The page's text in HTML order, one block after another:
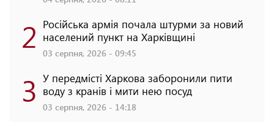
2 Російська армія почала штурми за новий
населений пункт на Харківщині
03 серпня, 2026 - 09:45
3 У передмісті Харкова заборонили пити
воду з кранів і мити нею посуд
03 серпня, 2026 - 14:18